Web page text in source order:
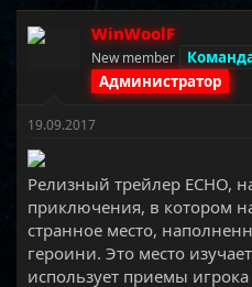
т
о
р
ы
т
а
н
а
ч
WinWoolF
New member
Администратор
19.09.2017
Релизный трейлер ECHO,
приключения, в котором
странное место,
героини. Это место
использует приемы